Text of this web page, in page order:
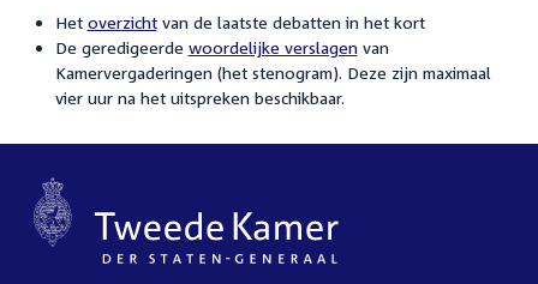
Het overzichtvan de laatste debatten in het kort
De geredigeerde woordelijke verslagenvan
Kamervergaderingen (het stenogram). Deze zijn maximaal
vier uur na het uitspreken beschikbaar.